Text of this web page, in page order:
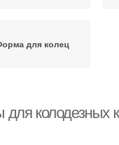
для колец
колодезных